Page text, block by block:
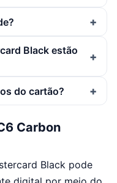
Black estão
do cartão?
Carbon
Black pode